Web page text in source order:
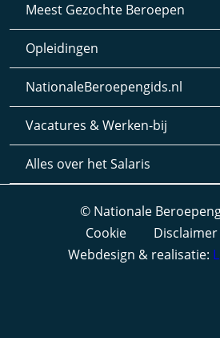
Meest Gezochte Beroepen
Opleidingen
NationaleBeroepengids.nl
Vacatures & Werken-bij
Alles over het Salaris
© Nationale
Cookie
Disclaimer
Webdesign & realisatie: